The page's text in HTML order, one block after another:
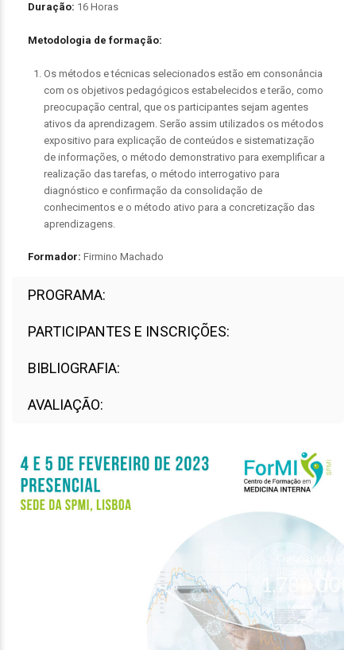
Duração: 16 Horas
Metodologia de formação:
Os métodos e técnicas selecionados estão em consonância
com os objetivos pedagógicos estabelecidos e terão, como
preocupação central, que os participantes sejam agentes
ativos da aprendizagem. Serão assim utilizados os métodos
expositivo para explicação de conteúdos e sistematização
de informações, o método demonstrativo para exemplificar a
realização das tarefas, o método interrogativo para
diagnóstico e confirmação da consolidação de
conhecimentos e o método ativo para a concretização das
aprendizagens.
Formador: Firmino Machado
PROGRAMA:
PARTICIPANTES E INSCRIÇÕES:
BIBLIOGRAFIA:
AVALIAÇÃO: